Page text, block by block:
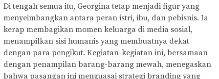
Di tengah semua itu, Georgina tetap menjadi figur yang
menyeimbangkan antara peran istri, ibu, dan pebisnis. Ia
kerap membagikan momen keluarga di media sosial,
menampilkan sisi humanis yang membuatnya dekat
dengan para pengikut. Kegiatan-kegiatan ini, bersamaan
dengan penampilan barang-barang mewah, menegaskan
bahwa pasangan ini menguasai strategi branding yang